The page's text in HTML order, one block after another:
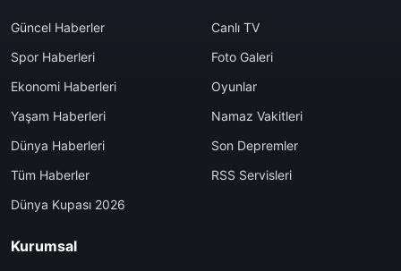
Güncel Haberler
Spor Haberleri
Ekonomi Haberleri
Yaşam Haberleri
Dünya Haberleri
Tüm Haberler
Dünya Kupası 2026
Canlı TV
Foto Galeri
Oyunlar
Namaz Vakitleri
Son Depremler
RSS Servisleri
Kurumsal